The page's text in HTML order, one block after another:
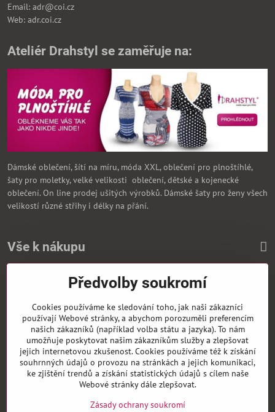
Email: adr@coi.cz
Web: adr.coi.cz
Ateliér Drahstyl se zaměřuje na:
Dámské oblečení, šítí na míru, móda XXL, oblečení pro plnoštíhlé,
šaty pro moletky, velké velikosti oblečení, dětské a kojenecké
oblečení. On line prodej ušitých výrobků. Dámské šaty pro ženy všech
velikostí různé střihy i délky na přání.
Vše k nákupu
Zasíláme i na SlovenskoPředvolby soukromí
Cookies používáme ke sledování toho, jak naši zákazníci
používají Webové stránky, a abychom porozuměli preferencím
našich zákazníků (například volba státu a jazyka). To nám
umožňuje poskytovat našim zákazníkům služby a zlepšovat
jejich internetovou zkušenost. Cookies používáme též k získání
souhrnných údajů o provozu na stránkách a jejich komunikaci,
ke zjištění trendů a získání statistických údajů s cílem naše
Webové stránky dále zlepšovat.
Zásady ochrany soukromí